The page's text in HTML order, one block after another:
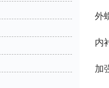
外
内
加